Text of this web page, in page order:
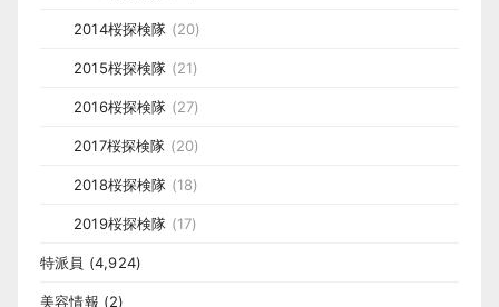
2014桜探検隊 (20)
2015桜探検隊 (21)
2016桜探検隊 (27)
2017桜探検隊 (20)
2018桜探検隊 (18)
2019桜探検隊 (17)
特派員 (4,924)
美容情報 (2)